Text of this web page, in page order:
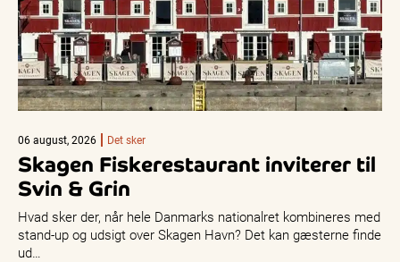
06 august, 2026 Det sker
Skagen Fiskerestaurant inviterer til
Svin & Grin
Hvad sker der, når hele Danmarks nationalret kombineres med
stand-up og udsigt over Skagen Havn? Det kan gæsterne finde
ud…